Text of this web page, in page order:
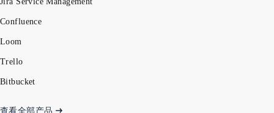
Confluence
Loom
Trello
Bitbucket
查看全部产品